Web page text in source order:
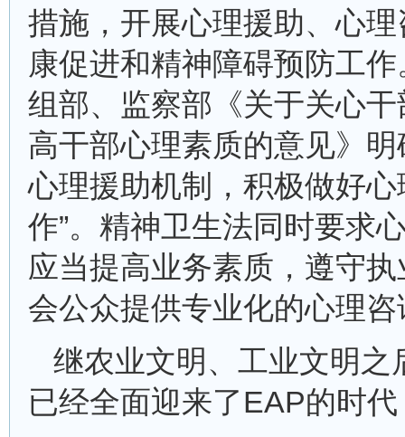
措施，开展心理援助、心
康促进和精神障碍预防工
组部、监察部《关于关心
高干部心理素质的意见》明
心理援助机制，积极做好
作”。精神卫生法同时要求
应当提高业务素质，遵守
会公众提供专业化的心理
继农业文明、工业文明之
已经全面迎来了EAP的时代